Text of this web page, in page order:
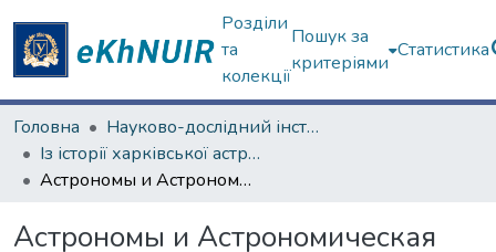
Розділи
та
колекції
Пошук за
критеріями
Статистика
Головна
Науково-дослідний інститут астрономії
Із історії харківської астрономічної школи
Астрономы и Астрономическая обсерватория Харьковского университета от 1843 по 1879 год
Астрономы и Астрономическая